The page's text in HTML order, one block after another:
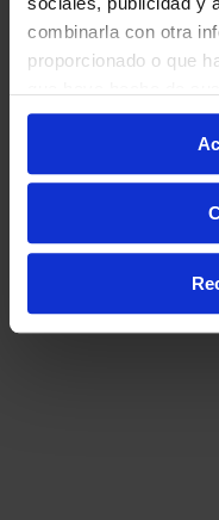
combinarla con otra
proporcionado o que